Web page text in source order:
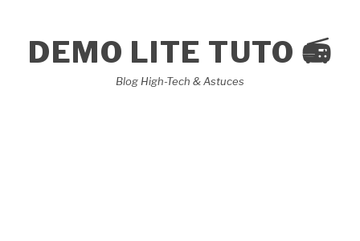
DEMO LITE TUTO 📻
Blog High-Tech & Astuces